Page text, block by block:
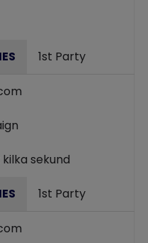
1st Party
sekund
1st Party